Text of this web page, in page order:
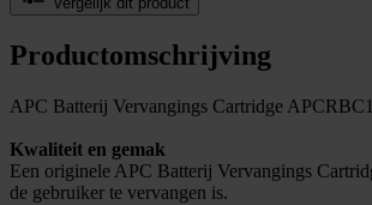
Productomschrijving
APC Batterij Vervangings Cartridge
Kwaliteit en gemak
Een originele APC Batterij Vervangings
de gebruiker te vervangen is.